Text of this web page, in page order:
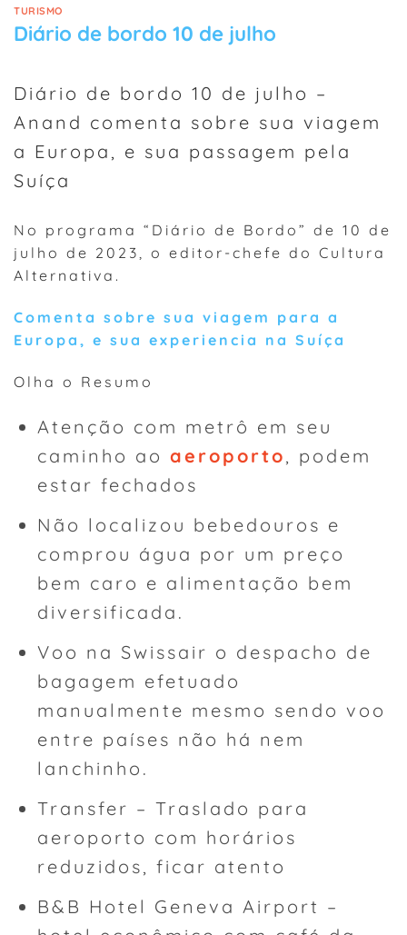
TURISMO
Diário de bordo 10 de julho
Diário de bordo 10 de julho –
Anand comenta sobre sua viagem
a Europa, e sua passagem pela
Suíça
No programa “Diário de Bordo” de 10 de
julho de 2023, o editor-chefe do Cultura
Alternativa.
Comenta sobre sua viagem para a
Europa, e sua experiencia na Suíça
Olha o Resumo
Atenção com metrô em seu
caminho ao aeroporto, podem
estar fechados
Não localizou bebedouros e
comprou água por um preço
bem caro e alimentação bem
diversificada.
Voo na Swissair o despacho de
bagagem efetuado
manualmente mesmo sendo voo
entre países não há nem
lanchinho.
Transfer – Traslado para
aeroporto com horários
reduzidos, ficar atento
B&B Hotel Geneva Airport –